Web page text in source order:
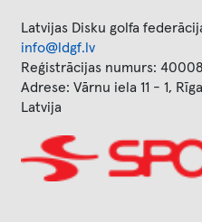
Latvijas Disku golfa
info@ldgf.lv
Reģistrācijas numurs:
Adrese: Vārnu iela 11 - 1,
Latvija
Image